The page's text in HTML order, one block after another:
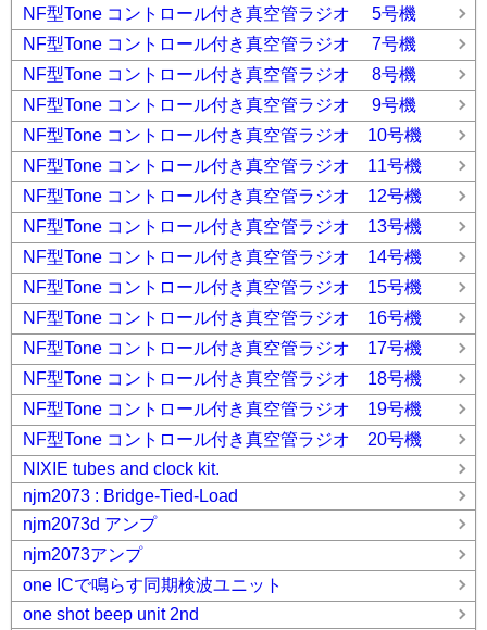
NF型Tone コントロール付き真空管ラジオ 5号機
NF型Tone コントロール付き真空管ラジオ 7号機
NF型Tone コントロール付き真空管ラジオ 8号機
NF型Tone コントロール付き真空管ラジオ 9号機
NF型Tone コントロール付き真空管ラジオ 10号機
NF型Tone コントロール付き真空管ラジオ 11号機
NF型Tone コントロール付き真空管ラジオ 12号機
NF型Tone コントロール付き真空管ラジオ 13号機
NF型Tone コントロール付き真空管ラジオ 14号機
NF型Tone コントロール付き真空管ラジオ 15号機
NF型Tone コントロール付き真空管ラジオ 16号機
NF型Tone コントロール付き真空管ラジオ 17号機
NF型Tone コントロール付き真空管ラジオ 18号機
NF型Tone コントロール付き真空管ラジオ 19号機
NF型Tone コントロール付き真空管ラジオ 20号機
NIXIE tubes and clock kit.
njm2073 : Bridge-Tied-Load
njm2073d アンプ
njm2073アンプ
one ICで鳴らす同期検波ユニット
one shot beep unit 2nd